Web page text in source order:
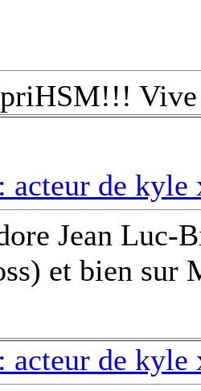
acteur de
Jean Luc-
et bien sur
acteur de